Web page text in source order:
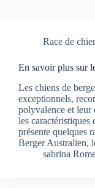
Race de
En savoir plus sur
Les chiens de
exceptionnels,
polyvalence et leur
les caractéristiques
présente quelques
Berger Australien,
sabrina